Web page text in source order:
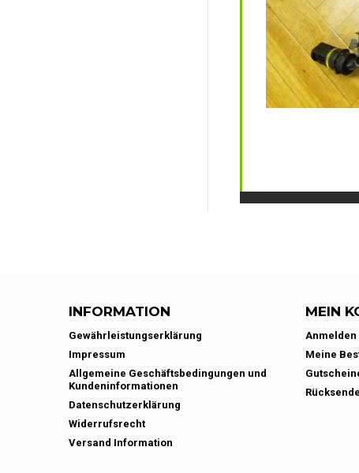
INFORMATION
Gewährleistungserklärung
Impressum
Allgemeine Geschäftsbedingungen und
Kundeninformationen
Datenschutzerklärung
Widerrufsrecht
Versand Information
MEIN
Anmelden
Meine